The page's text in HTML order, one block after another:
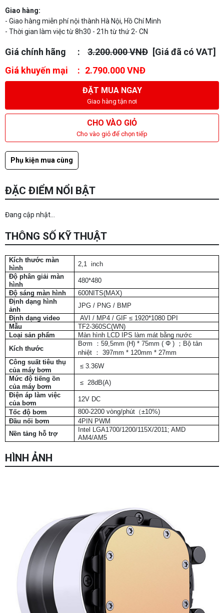
Giao hàng:
- Giao hàng miễn phí nội thành Hà Nội, Hồ Chí Minh
- Thời gian làm việc từ 8h30 - 21h từ thứ 2- CN
Giá chính hãng 3.200.000 VNĐ [Giá đã có VAT]
Giá khuyến mại
2.790.000 VNĐ
ĐẶT MUA NGAY
Giao hàng tận nơi
CHO VÀO GIỎ
Cho vào giỏ để chọn tiếp
Phụ kiện mua cùng
ĐẶC ĐIỂM NỔI BẬT
Đang cập nhật...
THÔNG SỐ KỸ THUẬT
Kích thước màn
hình
2,1 inch
Độ phân giải màn
hình
480*480
Độ sáng màn hình
600NITS(MAX)
Định dạng hình
ảnh
JPG / PNG / BMP
Định dạng video
AVI / MP4 / GIF ≤ 1920*1080 DPI
Mẫu
TF2-360SC(WN)
Loại sản phẩm
Màn hình LCD IPS làm mát bằng nước
Kích thước
Bơm ：59,5mm (H) * 75mm ( Φ ) ；Bộ tản
nhiệt ： 397mm * 120mm * 27mm
Công suất tiêu thụ
của máy bơm
≤ 3.36W
Mức độ tiếng ồn
của máy bơm
≤ 28dB(A)
Điện áp làm việc
của bơm
12V DC
Tốc độ bơm
800-2200 vòng/phút（±10%)
Đầu nối bơm
4PIN PWM
Nền tảng hỗ trợ
Intel LGA1700/1200/115X/2011; AMD
AM4/AM5
HÌNH ẢNH